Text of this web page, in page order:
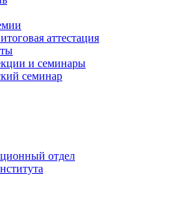
аттестация
и семинары
семинар
отдел